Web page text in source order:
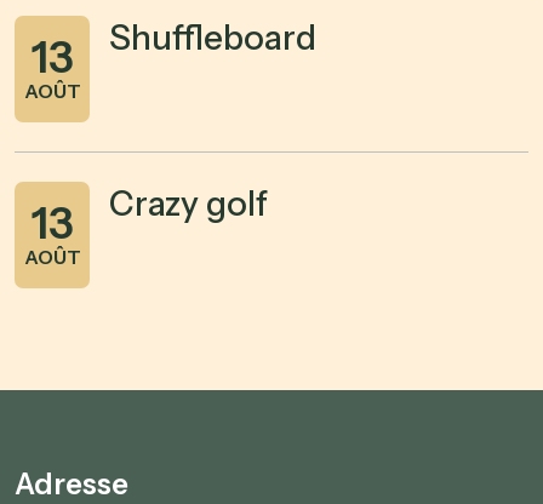
13
AOÛT
Shuffleboard
13
AOÛT
Crazy golf
Adresse